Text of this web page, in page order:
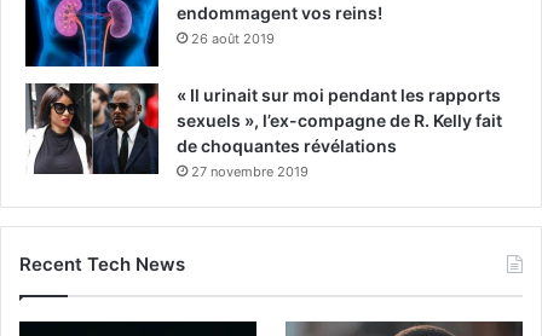
endommagent vos reins!
26 août 2019
« Il urinait sur moi pendant les rapports
sexuels », l’ex-compagne de R. Kelly fait
de choquantes révélations
27 novembre 2019
Recent Tech News